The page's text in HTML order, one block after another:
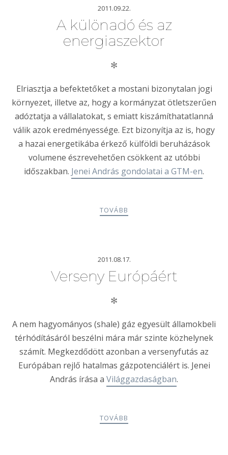
2011.09.22.
A különadó és az
energiaszektor
✻
Elriasztja a befektetőket a mostani bizonytalan jogi
környezet, illetve az, hogy a kormányzat ötletszerűen
adóztatja a vállalatokat, s emiatt kiszámíthatatlanná
válik azok eredményessége. Ezt bizonyítja az is, hogy
a hazai energetikába érkező külföldi beruházások
volumene észrevehetően csökkent az utóbbi
időszakban. Jenei András gondolatai a GTM-en.
TOVÁBB
2011.08.17.
Verseny Európáért
✻
A nem hagyományos (shale) gáz egyesült államokbeli
térhódításáról beszélni mára már szinte közhelynek
számít. Megkezdődött azonban a versenyfutás az
Európában rejlő hatalmas gázpotenciálért is. Jenei
András írása a Világgazdaságban.
TOVÁBB